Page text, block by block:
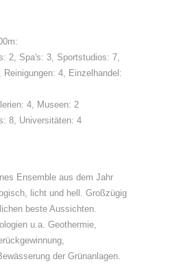
2, Spa's: 3, Sportstudios: 7,
4, Einzelhandel:
4, Museen: 2
8, Universitäten: 4
Ensemble aus dem Jahr
licht und hell. Großzügig
beste Aussichten.
u.a. Geothermie,
der Grünanlagen.